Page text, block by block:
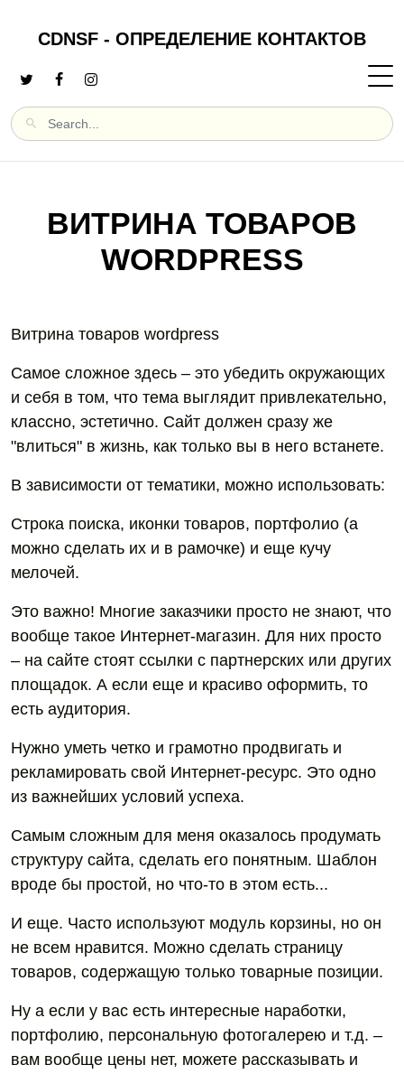
CDNSF - ОПРЕДЕЛЕНИЕ КОНТАКТОВ
ВИТРИНА ТОВАРОВ
WORDPRESS
Витрина товаров wordpress
Самое сложное здесь – это убедить окружающих
и себя в том, что тема выглядит привлекательно,
классно, эстетично. Сайт должен сразу же
"влиться" в жизнь, как только вы в него встанете.
В зависимости от тематики, можно использовать:
Строка поиска, иконки товаров, портфолио (а
можно сделать их и в рамочке) и еще кучу
мелочей.
Это важно! Многие заказчики просто не знают, что
вообще такое Интернет-магазин. Для них просто
– на сайте стоят ссылки с партнерских или других
площадок. А если еще и красиво оформить, то
есть аудитория.
Нужно уметь четко и грамотно продвигать и
рекламировать свой Интернет-ресурс. Это одно
из важнейших условий успеха.
Самым сложным для меня оказалось продумать
структуру сайта, сделать его понятным. Шаблон
вроде бы простой, но что-то в этом есть...
И еще. Часто используют модуль корзины, но он
не всем нравится. Можно сделать страницу
товаров, содержащую только товарные позиции.
Ну а если у вас есть интересные наработки,
портфолию, персональную фотогалерею и т.д. –
вам вообще цены нет, можете рассказывать и